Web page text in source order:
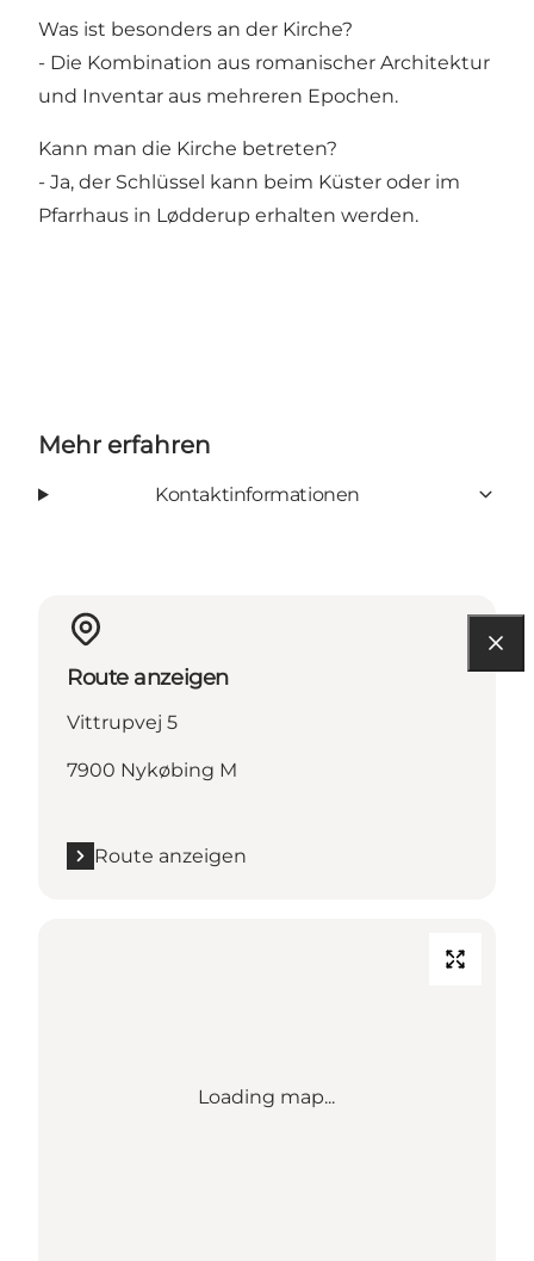
Was ist besonders an der Kirche?
- Die Kombination aus romanischer Architektur
und Inventar aus mehreren Epochen.
Kann man die Kirche betreten?
- Ja, der Schlüssel kann beim Küster oder im
Pfarrhaus in Lødderup erhalten werden.
Mehr erfahren
Kontaktinformationen
Route anzeigen
Vittrupvej 5
7900 Nykøbing M
Route anzeigen
Loading map...